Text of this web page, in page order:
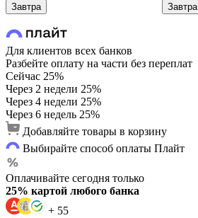
Завтра Завтра
Для клиентов всех банков
Разбейте оплату на части без переплат
Сейчас 25%
Через 2 недели 25%
Через 4 недели 25%
Через 6 недель 25%
Добавляйте товары в корзину
Выбирайте способ оплаты Плайт
Оплачивайте сегодня только
25% картой любого банка
+ 55